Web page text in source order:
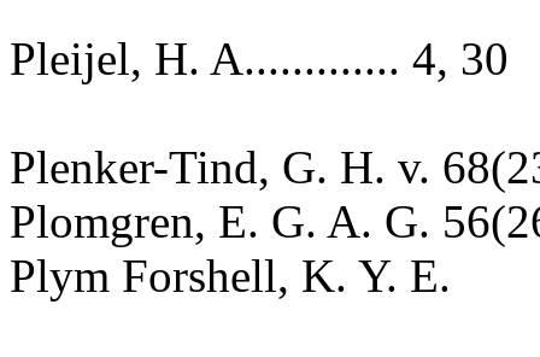
Pleijel, H. A............. 4, 30
Plenker-Tind, G. H. v.
Plomgren, E. G. A. G.
Plym Forshell, K. Y. E.